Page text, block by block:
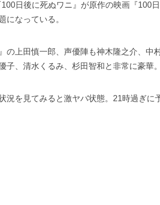
日後に死ぬワニ』が原作の映画『100日
になっている。
の上田慎一郎、声優陣も神木隆之介、中
子、清水くるみ、杉田智和と非常に豪華。
況を見てみると激ヤバ状態。21時過ぎに